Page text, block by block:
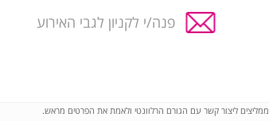
פנה/י לקניון לגבי האירוע
ליצור קשר עם הגורם הרלוונטי ולאמת את הפרטים מראש.